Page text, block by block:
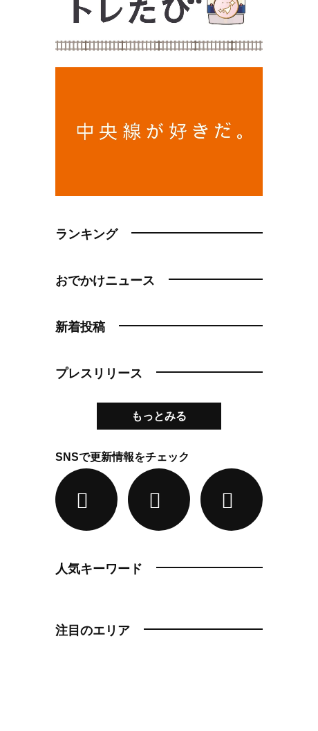
ランキング
おでかけニュース
新着投稿
プレスリリース
もっとみる
SNSで更新情報をチェック
人気キーワード
注目のエリア